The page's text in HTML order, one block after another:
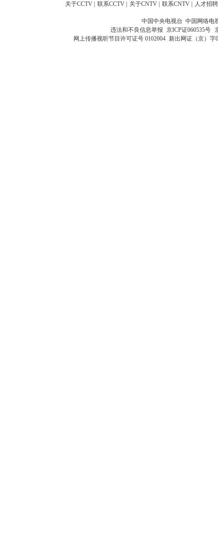
关于CCTV 联系CCTV 关于CNTV 联系CNTV 人才招聘
中国中央电视台 中国网络电
违法和不良信息举报 京ICP证060535号
网上传播视听节目许可证号 0102004 新出网证（京）